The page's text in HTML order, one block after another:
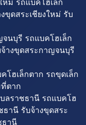
หม่ รถแบคโฮเล็ก
ขุดสระเชียงใหม่ รับ
นบุรี รถแบคโฮเล็ก
างขุดสระกาญจนบุรี
โฮเล็กตาก รถขุดเล็ก
ตาก
ลราชธานี รถแบคโฮ
ธานี รับจ้างขุดสระ
ธานี